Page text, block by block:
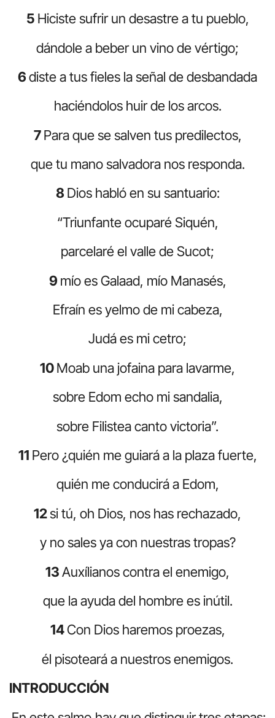
5 Hiciste sufrir un desastre a tu pueblo,
dándole a beber un vino de vértigo;
6diste a tus fieles la señal de desbandada
haciéndolos huir de los arcos.
7Para que se salven tus predilectos,
que tu mano salvadora nos responda.
8Dios habló en su santuario:
“Triunfante ocuparé Siquén,
parcelaré el valle de Sucot;
9 mío es Galaad, mío Manasés,
Efraín es yelmo de mi cabeza,
Judá es mi cetro;
10Moab una jofaina para lavarme,
sobre Edom echo mi sandalia,
sobre Filistea canto victoria”.
11 Pero ¿quién me guiará a la plaza fuerte,
quién me conducirá a Edom,
12si tú, oh Dios, nos has rechazado,
y no sales ya con nuestras tropas?
13Auxílianos contra el enemigo,
que la ayuda del hombre es inútil.
14Con Dios haremos proezas,
él pisoteará a nuestros enemigos.
INTRODUCCIÓN